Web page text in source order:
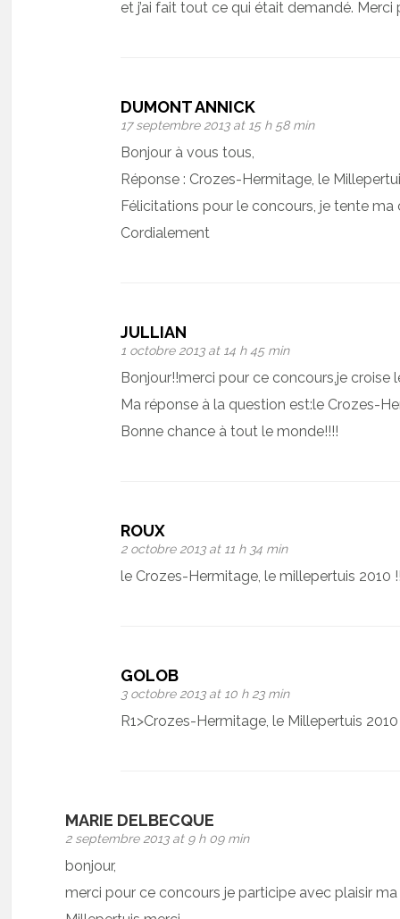
et j’ai fait tout ce qui était demandé.
DUMONT ANNICK
17 septembre 2013 at 15 h 58 min
Bonjour à vous tous,
Réponse : Crozes-Hermitage, le
Félicitations pour le concours, je tente ma
Cordialement
JULLIAN
1 octobre 2013 at 14 h 45 min
Bonjour!!merci pour ce concours,je croise
Ma réponse à la question est:le Crozes-
Bonne chance à tout le monde!!!!
ROUX
2 octobre 2013 at 11 h 34 min
le Crozes-Hermitage, le millepertuis 2010
GOLOB
3 octobre 2013 at 10 h 23 min
R1>Crozes-Hermitage, le Millepertuis
MARIE DELBECQUE
2 septembre 2013 at 9 h 09 min
bonjour,
merci pour ce concours je participe avec plaisir